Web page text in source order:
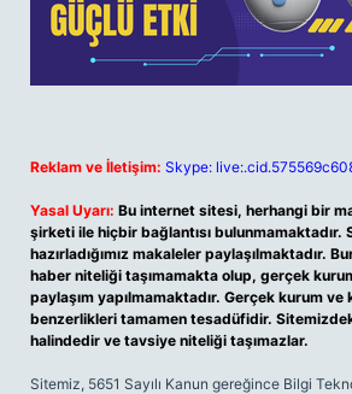
Reklam ve İletişim: Skype:
Yasal Uyarı: Bu internet sitesi, herhangi bir
şirketi ile hiçbir bağlantısı bulunmamaktadır.
hazırladığımız makaleler paylaşılmaktadır.
haber niteliği taşımamakta olup, gerçek
paylaşım yapılmamaktadır. Gerçek kurum ve
benzerlikleri tamamen tesadüfidir.
halindedir ve tavsiye niteliği taşımazlar.
Sitemiz, 5651 Sayılı Kanun gereğince Bilgi